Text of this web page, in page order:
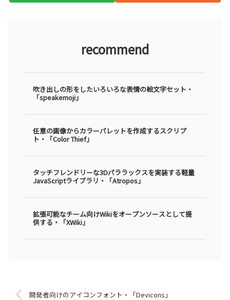
recommend
吹き出しの形をしたいろいろな表情の絵文字セット・
「speakemoji」
任意の画像からカラーパレットを作成するスクリプ
ト・「Color Thief」
タッチフレンドリーな3Dパララックスを実装する軽量
JavaScriptライブラリ・「Atropos」
拡張可能なチーム向けWikiをオープンソースとして提
供する・「XWiki」
開発者向けのアイコンフォント・「Devicons」